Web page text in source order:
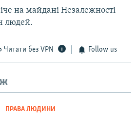
на майдані Незалежності
людей.
Читати без VPN Follow us
ПРАВА ЛЮДИНИ